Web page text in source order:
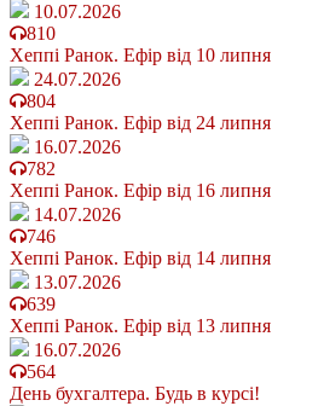
10.07.2026
810
Хеппі Ранок. Ефір від 10 липня
24.07.2026
804
Хеппі Ранок. Ефір від 24 липня
16.07.2026
782
Хеппі Ранок. Ефір від 16 липня
14.07.2026
746
Хеппі Ранок. Ефір від 14 липня
13.07.2026
639
Хеппі Ранок. Ефір від 13 липня
16.07.2026
564
День бухгалтера. Будь в курсі!